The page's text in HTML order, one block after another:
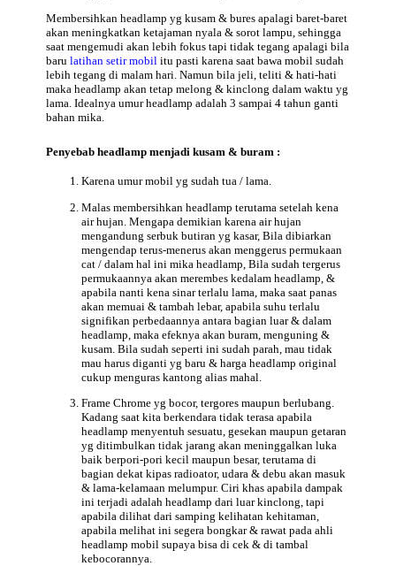
Membersihkan headlamp yg kusam & bures apalagi baret-baret
akan meningkatkan ketajaman nyala & sorot lampu, sehingga
saat mengemudi akan lebih fokus tapi tidak tegang apalagi bila
baru latihan setir mobilitu pasti karena saat bawa mobil sudah
lebih tegang di malam hari. Namun bila jeli, teliti & hati-hati
maka headlamp akan tetap melong & kinclong dalam waktu yg
lama. Idealnya umur headlamp adalah 3 sampai 4 tahun ganti
bahan mika.
Penyebab headlamp menjadi kusam & buram :
Karena umur mobil yg sudah tua / lama.
Malas membersihkan headlamp terutama setelah kena
air hujan. Mengapa demikian karena air hujan
mengandung serbuk butiran yg kasar, Bila dibiarkan
mengendap terus-menerus akan menggerus permukaan
cat / dalam hal ini mika headlamp, Bila sudah tergerus
permukaannya akan merembes kedalam headlamp, &
apabila nanti kena sinar terlalu lama, maka saat panas
akan memuai & tambah lebar, apabila suhu terlalu
signifikan perbedaannya antara bagian luar & dalam
headlamp, maka efeknya akan buram, menguning &
kusam. Bila sudah seperti ini sudah parah, mau tidak
mau harus diganti yg baru & harga headlamp original
cukup menguras kantong alias mahal.
Frame Chrome yg bocor, tergores maupun berlubang.
Kadang saat kita berkendara tidak terasa apabila
headlamp menyentuh sesuatu, gesekan maupun getaran
yg ditimbulkan tidak jarang akan meninggalkan luka
baik berpori-pori kecil maupun besar, terutama di
bagian dekat kipas radioator, udara & debu akan masuk
& lama-kelamaan melumpur. Ciri khas apabila dampak
ini terjadi adalah headlamp dari luar kinclong, tapi
apabila dilihat dari samping kelihatan kehitaman,
apabila melihat ini segera bongkar & rawat pada ahli
headlamp mobil supaya bisa di cek & di tambal
kebocorannya.